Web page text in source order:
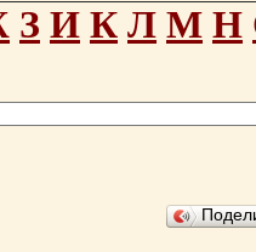
З И К Л М Н